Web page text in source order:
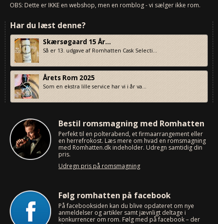
OBS: Dette er IKKE en webshop, men en romblog - vi sælger ikke rom.
Har du læst denne?
Skærsøgaard 15 År...
Så er 13. udgave af Romhatten Cask Selecti...
Årets Rom 2025
Som en ekstra lille service har vi i år va...
Bestil romsmagning med Romhatten
Perfekt til en polterabend, et firmaarrangement eller
en herrefrokost. Læs mere om hvad en romsmagning
med Romhatten.dk indeholder. Udregn samtidig din
pris.
Udregn pris på romsmagning
Følg romhatten på facebook
På facebooksiden kan du blive opdateret om nye
anmeldelser og artikler samt jævnligt deltage i
konkurrencer om rom. Følg med på facebook – der